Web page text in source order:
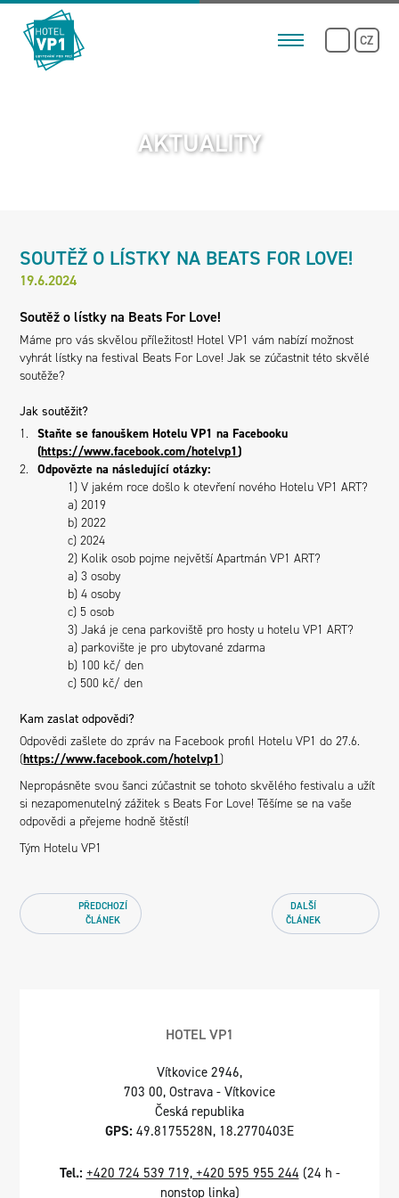
CZ
AKTUALITY
SOUTĚŽ O LÍSTKY NA BEATS FOR LOVE!
19.6.2024
Soutěž o lístky na Beats For Love!
Máme pro vás skvělou příležitost! Hotel VP1 vám nabízí možnost
vyhrát lístky na festival Beats For Love! Jak se zúčastnit této skvělé
soutěže?
Jak soutěžit?
Staňte se fanouškem Hotelu VP1 na Facebooku
(https://www.facebook.com/hotelvp1)
Odpovězte na následující otázky:
1) V jakém roce došlo k otevření nového Hotelu VP1 ART?
a) 2019
b) 2022
c) 2024
2) Kolik osob pojme největší Apartmán VP1 ART?
a) 3 osoby
b) 4 osoby
c) 5 osob
3) Jaká je cena parkoviště pro hosty u hotelu VP1 ART?
a) parkovište je pro ubytované zdarma
b) 100 kč/ den
c) 500 kč/ den
Kam zaslat odpovědi?
Odpovědi zašlete do zpráv na Facebook profil Hotelu VP1 do 27.6.
(https://www.facebook.com/hotelvp1)
Nepropásněte svou šanci zúčastnit se tohoto skvělého festivalu a užít
si nezapomenutelný zážitek s Beats For Love! Těšíme se na vaše
odpovědi a přejeme hodně štěstí!
Tým Hotelu VP1
DALŠÍ
ČLÁNEK
PŘEDCHOZÍ
ČLÁNEK
HOTEL VP1
Vítkovice 2946,
703 00, Ostrava - Vítkovice
Česká republika
GPS: 49.8175528N, 18.2770403E
Tel.: +420 724 539 719, +420 595 955 244 (24 h -
nonstop linka)